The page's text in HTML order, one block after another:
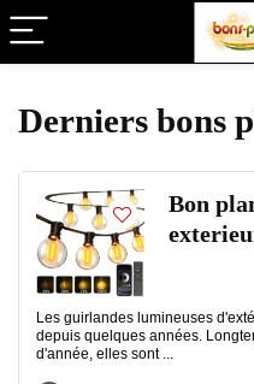
Derniers bons
Bon
Les guirlandes lumineuses
depuis quelques années.
d'année, elles sont ...